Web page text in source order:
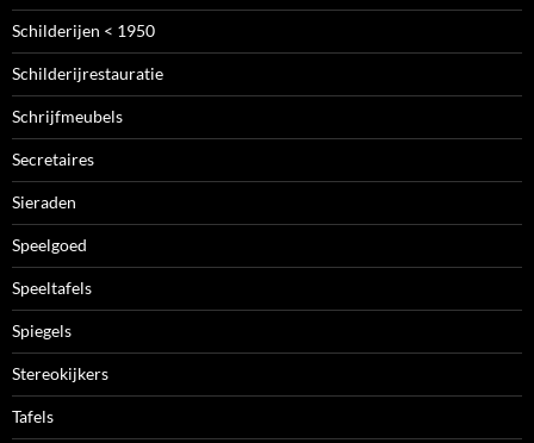
Schilderijen < 1950
Schilderijrestauratie
Schrijfmeubels
Secretaires
Sieraden
Speelgoed
Speeltafels
Spiegels
Stereokijkers
Tafels